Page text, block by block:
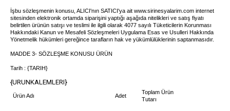
İşbu sözleşmenin konusu, ALICI'nın SATICI'ya ait www.sirinesyalarim.com internet
sitesinden elektronik ortamda siparişini yaptığı aşağıda nitelikleri ve satış fiyatı
belirtilen ürünün satışı ve teslimi ile ilgili olarak 4077 sayılı Tüketicilerin Korunması
Hakkındaki Kanun ve Mesafeli Sözleşmeleri Uygulama Esas ve Usulleri Hakkında
Yönetmelik hükümleri gereğince tarafların hak ve yükümlülüklerinin saptanmasıdır.
MADDE 3- SÖZLEŞME KONUSU ÜRÜN
Tarih : {TARIH}
{URUNKALEMLERI}
Ürün Adı Adet
Toplam Ürün
Tutarı